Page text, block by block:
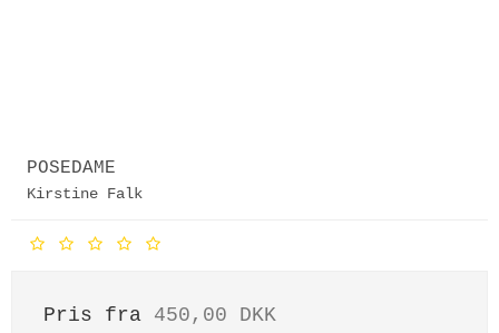
POSEDAME
Kirstine Falk
Pris fra 450,00 DKK